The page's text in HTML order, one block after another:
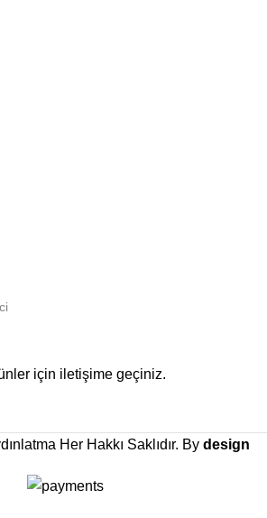
için iletişime geçiniz.
Her Hakkı Saklıdır. By design